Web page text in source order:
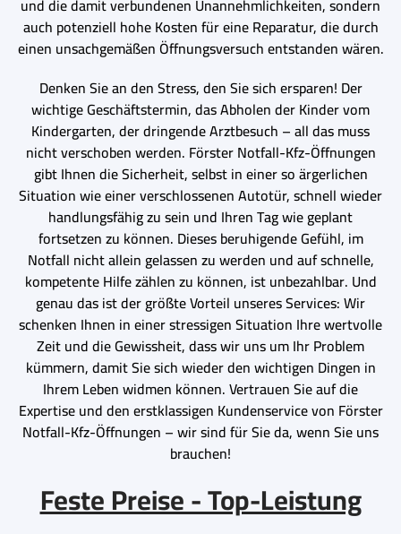
auch potenziell hohe Kosten für eine Reparatur, die durch
einen unsachgemäßen Öffnungsversuch entstanden wären.
Denken Sie an den Stress, den Sie sich ersparen! Der
wichtige Geschäftstermin, das Abholen der Kinder vom
Kindergarten, der dringende Arztbesuch – all das muss
nicht verschoben werden. Förster Notfall-Kfz-Öffnungen
gibt Ihnen die Sicherheit, selbst in einer so ärgerlichen
Situation wie einer verschlossenen Autotür, schnell wieder
handlungsfähig zu sein und Ihren Tag wie geplant
fortsetzen zu können. Dieses beruhigende Gefühl, im
Notfall nicht allein gelassen zu werden und auf schnelle,
kompetente Hilfe zählen zu können, ist unbezahlbar. Und
genau das ist der größte Vorteil unseres Services: Wir
schenken Ihnen in einer stressigen Situation Ihre wertvolle
Zeit und die Gewissheit, dass wir uns um Ihr Problem
kümmern, damit Sie sich wieder den wichtigen Dingen in
Ihrem Leben widmen können. Vertrauen Sie auf die
Expertise und den erstklassigen Kundenservice von Förster
Notfall-Kfz-Öffnungen – wir sind für Sie da, wenn Sie uns
brauchen!
Feste Preise - Top-Leistung